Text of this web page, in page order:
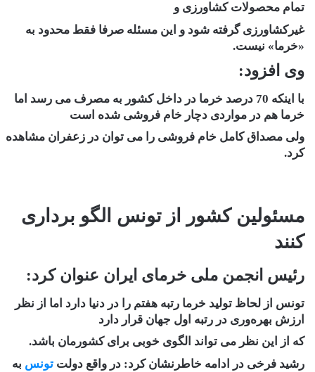
تمام محصولات کشاورزی و
غیرکشاورزی گرفته شود و این مسئله صرفا فقط محدود به
«خرما» نیست.
وی افزود:
با اینکه 70 درصد خرما در داخل کشور به مصرف می رسد اما
خرما هم در مواردی دچار خام فروشی شده است
ولی مصداق کامل خام فروشی را می توان در زعفران مشاهده
کرد.
مسئولین کشور از تونس الگو برداری
کنند
رئیس انجمن ملی خرمای ایران عنوان کرد:
تونس از لحاظ تولید خرما رتبه هفتم را در دنیا دارد اما از نظر
ارزش بهره‌وری در رتبه اول جهان قرار دارد
که از این نظر می تواند الگوی خوبی برای کشورمان باشد.
رشید فرخی در ادامه خاطرنشان کرد: در واقع دولت تونس به